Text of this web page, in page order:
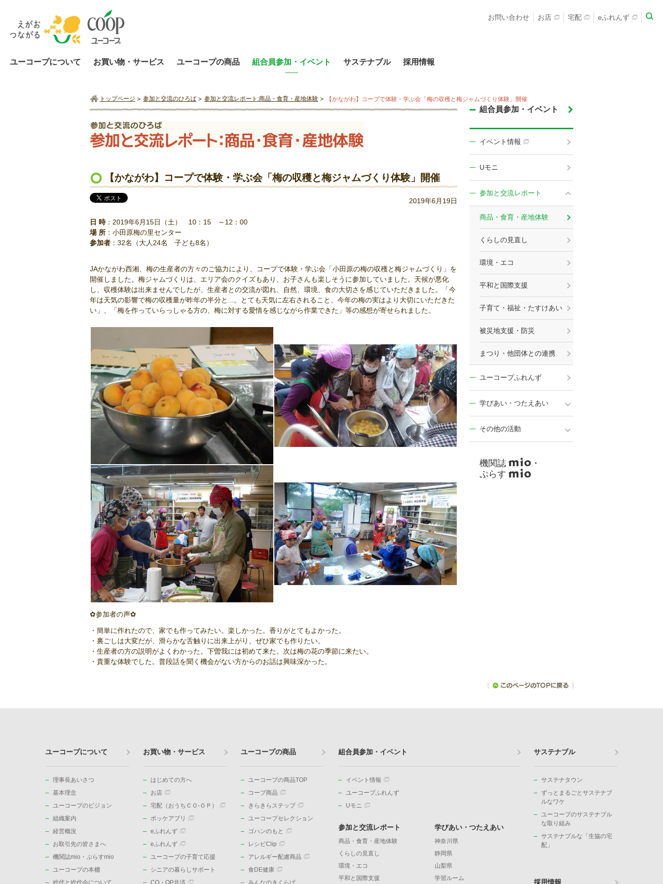
ユーコープについて お買い物・サービス ユーコープの商品 組合員参加・イベント サステナブル 採用情報
お問い合わせ お店 宅配 eふれんず
トップページ 参加と交流のひろば 参加と交流レポート:商品・食育・産地体験 【かながわ】コープで体験・学ぶ会「梅の収穫と梅ジャムづくり体験」開催
【かながわ】コープで体験・学ぶ会「梅の収穫と梅ジャムづくり体験」開催
2019年6月19日
日 時：2019年6月15日（土） 10：15 ～12：00
場 所 ：小田原梅の里センター
参加者 ：32名（大人24名 子ども8名）
JAかながわ西湘、梅の生産者の方々のご協力により、コープで体験・学ぶ会「小田原の梅の収穫と梅ジャムづくり」を
開催しました。梅ジャムづくりは、エリア会のクイズもあり、お子さんも楽しそうに参加していました。天候が悪化
し、収穫体験は出来ませんでしたが、生産者との交流が図れ、自然、環境、食の大切さを感じていただきました。「今
年は天気の影響で梅の収穫量が昨年の半分と...。とても天気に左右されること、今年の梅の実はより大切にいただきた
い」、「梅を作っていらっしゃる方の、梅に対する愛情を感じながら作業できた」等の感想が寄せられました。
✿参加者の声✿
・簡単に作れたので、家でも作ってみたい。楽しかった。香りがとてもよかった。
・裏ごしは大変だが、滑らかな舌触りに出来上がり、ぜひ家でも作りたい。
・生産者の方の説明がよくわかった。下曽我には初めて来た。次は梅の花の季節に来たい。
・貴重な体験でした。普段話を聞く機会がない方からのお話は興味深かった。
組合員参加・イベント
イベント情報
Uモニ
参加と交流レポート
商品・食育・産地体験
くらしの見直し
環境・エコ
平和と国際支援
子育て・福祉・たすけあい
被災地支援・防災
まつり・他団体との連携
ユーコープふれんず
学びあい・つたえあい
その他の活動
機関誌
・
ぷらす
ユーコープについて
理事長あいさつ
基本理念
ユーコープのビジョン
組織案内
経営概況
お取引先の皆さまへ
機関誌mio・ぷらすmio
ユーコープの本棚
総代と総代会について
お買い物・サービス
はじめての方へ
お店
宅配（おうちＣＯ-ＯＰ）
ポッケアプリ
eふれんず
eふれんず
ユーコープの子育て応援
シニアの暮らしサポート
CO・OP共済
ユーコープの商品
ユーコープの商品TOP
コープ商品
きらきらステップ
ユーコープセレクション
ゴハンのもと
レシピClip
アレルギー配慮商品
食DE健康
みんなのきくらげ
組合員参加・イベント
イベント情報
ユーコープふれんず
Uモニ
参加と交流レポート
商品・食育・産地体験
くらしの見直し
環境・エコ
平和と国際支援
学びあい・つたえあい
神奈川県
静岡県
山梨県
学習ルーム
サステナブル
サステナタウン
ずっとまるごとサステナブ
ルなワケ
ユーコープのサステナブル
な取り組み
サステナブルな「生協の宅
配」
採用情報